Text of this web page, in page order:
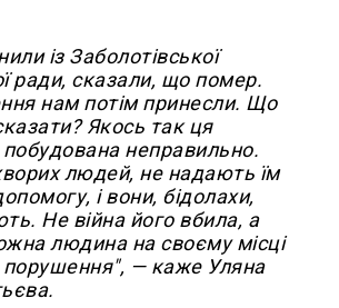
із Заболотівської
ради, сказали, що помер.
нам потім принесли. Що
Якось так ця
неправильно.
людей, не надають їм
і вони, бідолахи,
Не війна його вбила, а
людина на своєму місці
порушення", — каже Уляна